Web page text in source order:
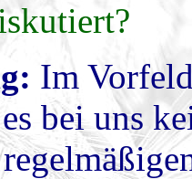
Im
bei uns